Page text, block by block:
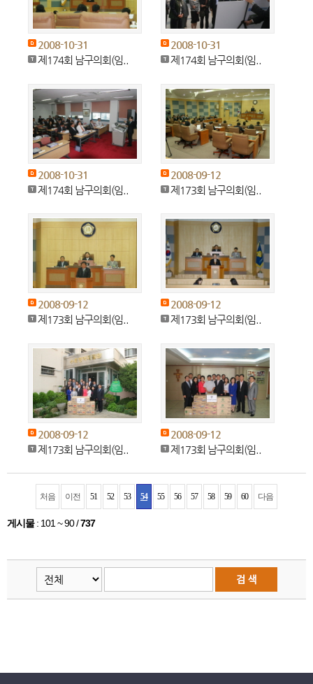
2008-10-31
제174회 남구의회(임..
2008-10-31
제174회 남구의회(임..
2008-10-31
제174회 남구의회(임..
2008-09-12
제173회 남구의회(임..
2008-09-12
제173회 남구의회(임..
2008-09-12
제173회 남구의회(임..
2008-09-12
제173회 남구의회(임..
2008-09-12
제173회 남구의회(임..
처음 이전 51 52 53 54 55 56 57 58 59 60 다음
게시물: 101 ~ 90/737